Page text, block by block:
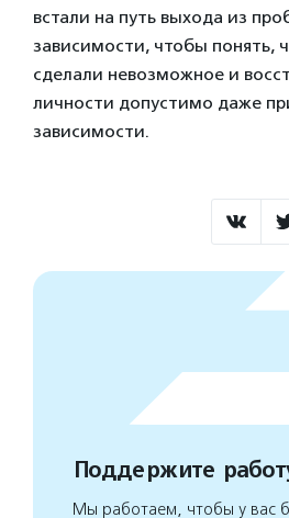
встали на путь выхода из
зависимости, чтобы понять,
сделали невозможное и
личности допустимо даже
зависимости.
Поддержите
Мы работаем, чтобы у вас